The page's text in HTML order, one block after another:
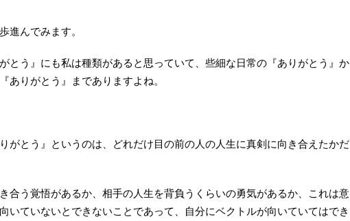
進んでみます。
とう』にも私は種類があると思っていて、些細な日常の『ありがとう』か
ありがとう』までありますよね。
がとう』というのは、どれだけ目の前の人の人生に真剣に向き合えたかだ
合う覚悟があるか、相手の人生を背負うくらいの勇気があるか、これは意
いていないとできないことであって、自分にベクトルが向いていてはでき